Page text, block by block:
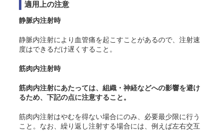
適用上の注意
静脈内注射時
静脈内注射により血管痛を起こすことがあるので、注射速
度はできるだけ遅くすること。
筋肉内注射時
筋肉内注射にあたっては、組織・神経などへの影響を避け
るため、下記の点に注意すること。
筋肉内注射はやむを得ない場合にのみ、必要最少限に行う
こと。なお、繰り返し注射する場合には、例えば左右交互